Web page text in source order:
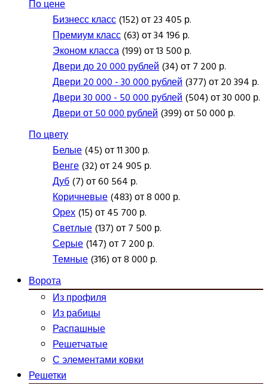
По цене
Бизнесс класс(152) от 23 405 р.
Премиум класс(63) от 34 196 р.
Эконом класса(199) от 13 500 р.
Двери до 20 000 рублей(34) от 7 200 р.
Двери 20 000 - 30 000 рублей(377) от 20 394 р.
Двери 30 000 - 50 000 рублей(504) от 30 000 р.
Двери от 50 000 рублей(399) от 50 000 р.
По цвету
Белые(45) от 11 300 р.
Венге(32) от 24 905 р.
Дуб(7) от 60 564 р.
Коричневые(483) от 8 000 р.
Орех(15) от 45 700 р.
Светлые(137) от 7 500 р.
Серые(147) от 7 200 р.
Темные(316) от 8 000 р.
Ворота
Из профиля
Из рабицы
Распашные
Решетчатые
С элементами ковки
Решетки